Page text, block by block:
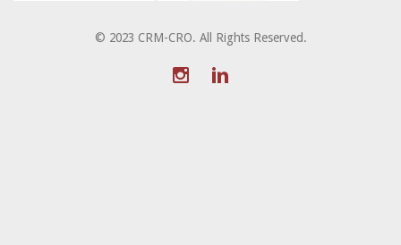
© 2023 CRM-CRO. All Rights Reserved.